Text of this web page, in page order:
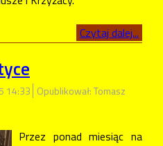
Czytaj dalej...
14:33 Opublikował: Tomasz
Przez ponad miesiąc na